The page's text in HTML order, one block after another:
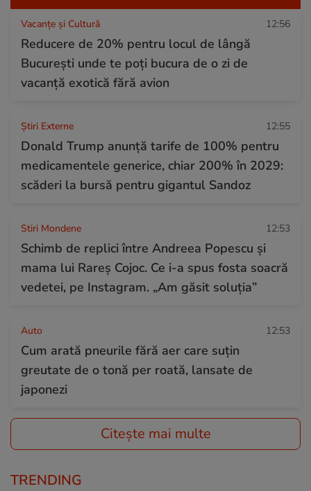
Vacanțe și Cultură 12:56
Reducere de 20% pentru locul de lângă
București unde te poți bucura de o zi de
vacanță exotică fără avion
Știri Externe 12:55
Donald Trump anunță tarife de 100% pentru
medicamentele generice, chiar 200% în 2029:
scăderi la bursă pentru gigantul Sandoz
Stiri Mondene 12:53
Schimb de replici între Andreea Popescu și
mama lui Rareș Cojoc. Ce i-a spus fosta soacră
vedetei, pe Instagram. „Am găsit soluția”
Auto 12:53
Cum arată pneurile fără aer care suțin
greutate de o tonă per roată, lansate de
japonezi
Citește mai multe
TRENDING